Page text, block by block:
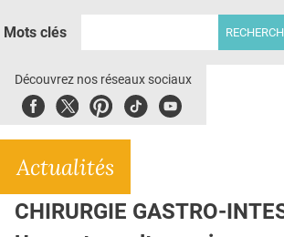
E-REVUE SAD
THÉMA
Mots clés
Découvrez nos réseaux sociaux
FacebookTwitterPinterest
TiktokYoubute
Actualités
CHIRURGIE GASTRO-